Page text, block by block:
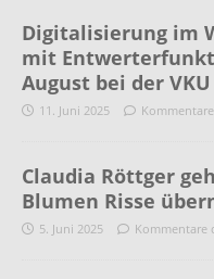
Digitalisierung im
mit
August bei der VKU
11. Juni 2025
Claudia Röttger
Blumen Risse
5. Juni 2025 Kommentare